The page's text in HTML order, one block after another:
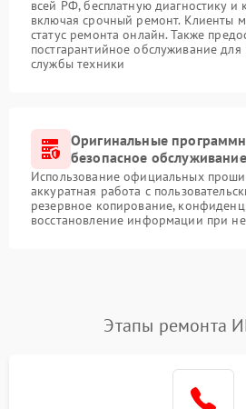
всей РФ, бесплатную диагностику и
включая срочный ремонт. Клиенты
статус ремонта онлайн. Также
постгарантийное обслуживание
службы техники
Оригинальные
безопасное
Использование официальных
аккуратная работа с
резервное копирование,
восстановление информации при
Этапы ремонта